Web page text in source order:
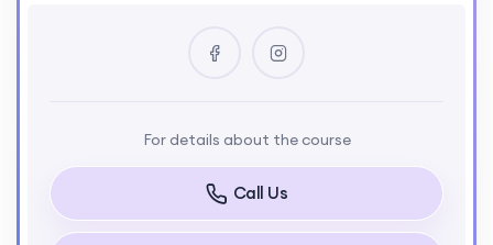
For details about the course
Call Us